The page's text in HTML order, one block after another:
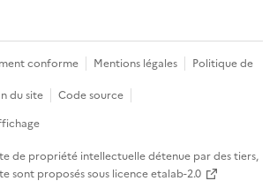
conforme Mentions légales
Politique de
du site
Code source
de propriété intellectuelle détenue par des tiers,
sont proposés sous licence etalab-2.0